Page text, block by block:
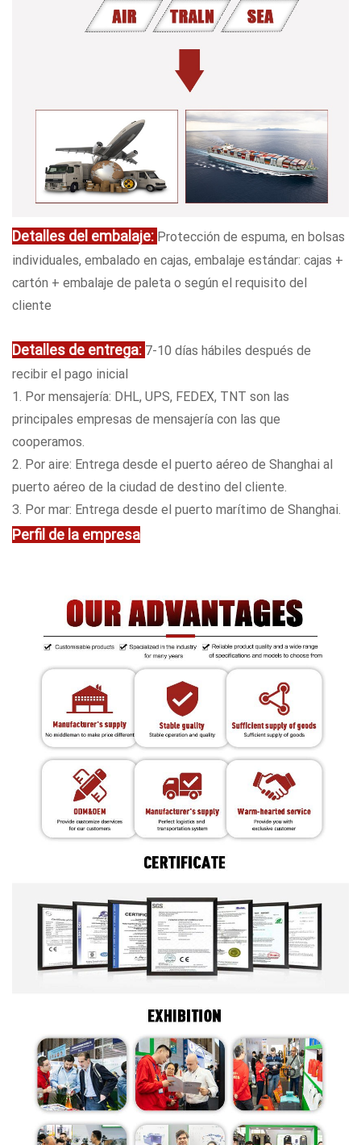
Detalles del embalaje: Protección de espuma, en bolsas
individuales, embalado en cajas, embalaje estándar: cajas +
cartón + embalaje de paleta o según el requisito del
cliente
Detalles de entrega: 7-10 días hábiles después de
recibir el pago inicial
1. Por mensajería: DHL, UPS, FEDEX, TNT son las
principales empresas de mensajería con las que
cooperamos.
2. Por aire: Entrega desde el puerto aéreo de Shanghai al
puerto aéreo de la ciudad de destino del cliente.
3. Por mar: Entrega desde el puerto marítimo de Shanghai.
Perfil de la empresa